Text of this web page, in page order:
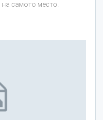
на самото место.